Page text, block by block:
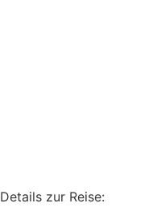
Details zur Reise: